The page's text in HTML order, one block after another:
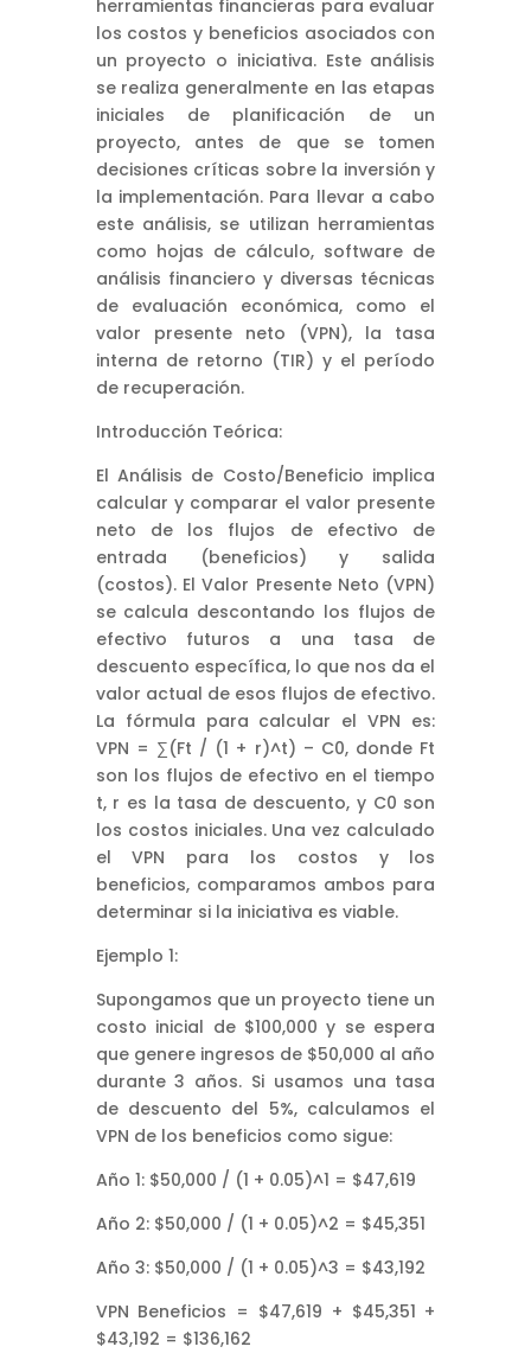
herramientas financieras para evaluar
los costos y beneficios asociados con
un proyecto o iniciativa. Este análisis
se realiza generalmente en las etapas
iniciales de planificación de un
proyecto, antes de que se tomen
decisiones críticas sobre la inversión y
la implementación. Para llevar a cabo
este análisis, se utilizan herramientas
como hojas de cálculo, software de
análisis financiero y diversas técnicas
de evaluación económica, como el
valor presente neto (VPN), la tasa
interna de retorno (TIR) y el período
de recuperación.
Introducción Teórica:
El Análisis de Costo/Beneficio implica
calcular y comparar el valor presente
neto de los flujos de efectivo de
entrada (beneficios) y salida
(costos). El Valor Presente Neto (VPN)
se calcula descontando los flujos de
efectivo futuros a una tasa de
descuento específica, lo que nos da el
valor actual de esos flujos de efectivo.
La fórmula para calcular el VPN es:
VPN = ∑(Ft / (1 + r)^t) – C0, donde Ft
son los flujos de efectivo en el tiempo
t, r es la tasa de descuento, y C0 son
los costos iniciales. Una vez calculado
el VPN para los costos y los
beneficios, comparamos ambos para
determinar si la iniciativa es viable.
Ejemplo 1:
Supongamos que un proyecto tiene un
costo inicial de $100,000 y se espera
que genere ingresos de $50,000 al año
durante 3 años. Si usamos una tasa
de descuento del 5%, calculamos el
VPN de los beneficios como sigue:
Año 1: $50,000 / (1 + 0.05)^1 = $47,619
Año 2: $50,000 / (1 + 0.05)^2 = $45,351
Año 3: $50,000 / (1 + 0.05)^3 = $43,192
VPN Beneficios = $47,619 + $45,351 +
$43,192 = $136,162